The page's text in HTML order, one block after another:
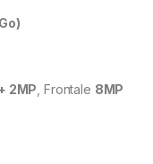
2MP , Frontale 8MP